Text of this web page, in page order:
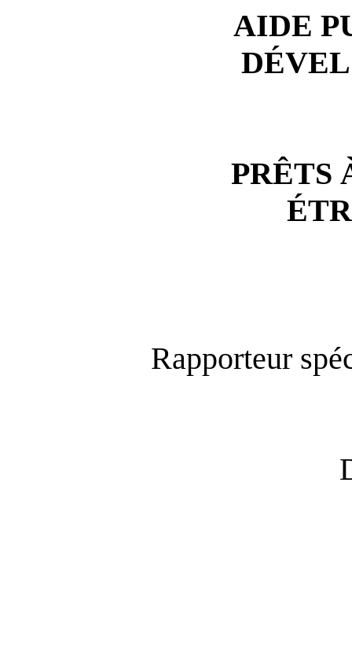
AIDE
PRÊTS
Rapporteur